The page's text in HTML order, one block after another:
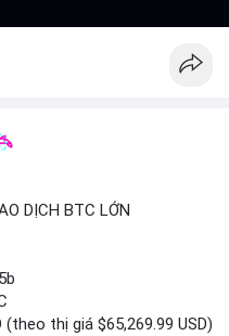
DỊCH BTC LỚN
thị giá $65,269.99 USD)